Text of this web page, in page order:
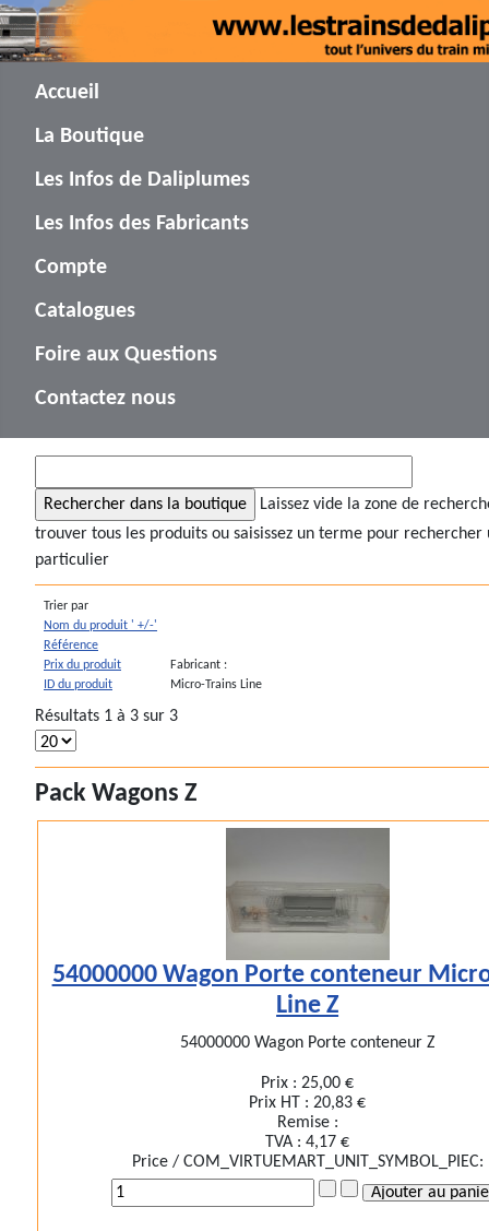
Accueil
La Boutique
Les Infos de Daliplumes
Les Infos des Fabricants
Compte
Catalogues
Foire aux Questions
Contactez nous
Laissez vide la zone de
trouver tous les produits ou saisissez un terme pour rechercher
particulier
Trier par
Nom du produit ' +/-'
Référence
Prix du produit
ID du produit
Fabricant :
Micro-Trains Line
Résultats 1 à 3 sur 3
Pack Wagons Z
54000000 Wagon Porte conteneur
Line Z
54000000 Wagon Porte conteneur Z
Prix :25,00 €
Prix HT :20,83 €
Remise :
TVA :4,17 €
Price / COM_VIRTUEMART_UNIT_SYMBOL_PIEC: